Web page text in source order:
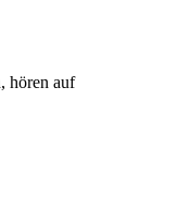
hören auf